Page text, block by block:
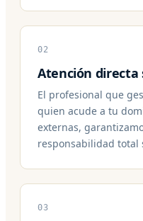
02
Atención
El profesional que
quien acude a tu
externas,
responsabilidad total
03